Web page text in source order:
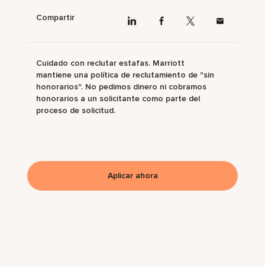
Compartir
Cuidado con reclutar estafas. Marriott
mantiene una política de reclutamiento de "sin
honorarios". No pedimos dinero ni cobramos
honorarios a un solicitante como parte del
proceso de solicitud.
Aplicar ahora